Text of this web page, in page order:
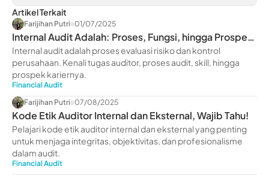
Artikel Terkait
Farijihan Putri 01/07/2025
Internal Audit Adalah: Proses, Fungsi, hingga Prospek
Karier
Internal audit adalah proses evaluasi risiko dan kontrol
perusahaan. Kenali tugas auditor, proses audit, skill, hingga
prospek kariernya.
Financial Audit
Farijihan Putri 07/08/2025
Kode Etik Auditor Internal dan Eksternal, Wajib Tahu!
Pelajari kode etik auditor internal dan eksternal yang penting
untuk menjaga integritas, objektivitas, dan profesionalisme
dalam audit.
Financial Audit